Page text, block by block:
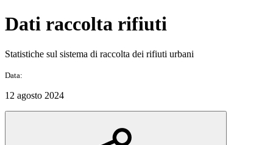
Dati raccolta rifiuti
Statistiche sul sistema di raccolta dei rifiuti urbani
Data:
12 agosto 2024